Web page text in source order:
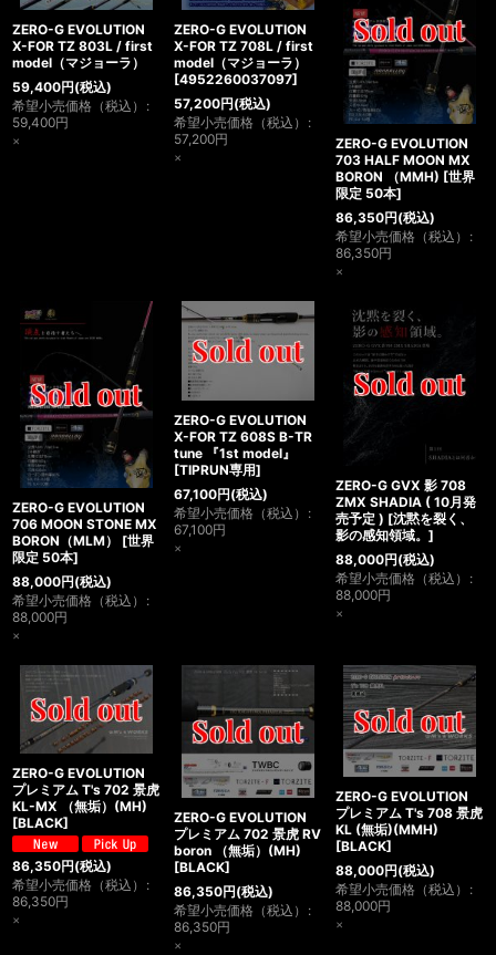
ZERO-G EVOLUTION
X-FOR TZ 803L / first
model（マジョーラ）
59,400円(税込)
希望小売価格（税込） :
59,400円
×
ZERO-G EVOLUTION
X-FOR TZ 708L / first
model（マジョーラ）
[4952260037097]
57,200円(税込)
希望小売価格（税込） :
57,200円
×
ZERO-G EVOLUTION
703 HALF MOON MX
BORON （MMH) [世界
限定 50本]
86,350円(税込)
希望小売価格（税込） :
86,350円
×
ZERO-G EVOLUTION
706 MOON STONE MX
BORON（MLM）
[世界
限定 50本]
88,000円(税込)
希望小売価格（税込） :
88,000円
×
ZERO-G EVOLUTION
X-FOR TZ 608S B-TR
tune 『1st model』
[TIPRUN専用]
67,100円(税込)
希望小売価格（税込） :
67,100円
×
ZERO-G GVX 影 708
ZMX SHADIA ( 10月発
売予定 ) [沈黙を裂く、
影の感知領域。 ]
88,000円(税込)
希望小売価格（税込） :
88,000円
×
ZERO-G EVOLUTION
プレミアム T's 702 景虎
KL-MX （無垢）(MH)
[BLACK]
86,350円(税込)
希望小売価格（税込） :
86,350円
×
ZERO-G EVOLUTION
プレミアム 702 景虎 RV
boron （無垢）(MH)
[BLACK]
86,350円(税込)
希望小売価格（税込） :
86,350円
×
ZERO-G EVOLUTION
プレミアム T's 708 景虎
KL (無垢)(MMH)
[BLACK]
88,000円(税込)
希望小売価格（税込） :
88,000円
×